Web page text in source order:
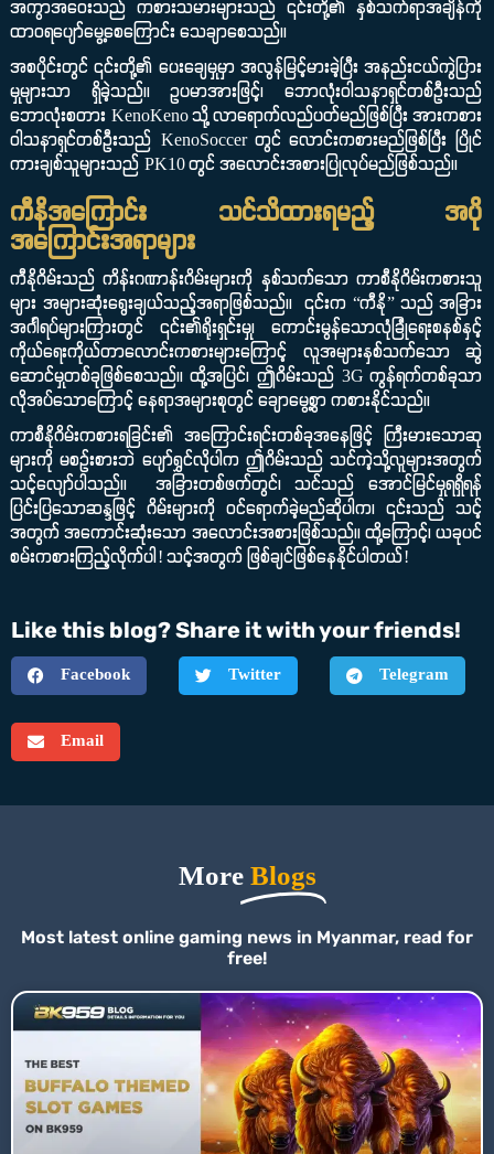
အကွာအဝေးသည် ကစားသမားများသည် ၎င်းတို့၏ နှစ်သက်ရာအချိန်ကို
ထာဝရပျော်မွေ့စေကြောင်း သေချာစေသည်။
အစပိုင်းတွင် ၎င်းတို့၏ ပေးချေမှုမှာ အလွန်မြင့်မားခဲ့ပြီး အနည်းငယ်ကွဲပြား
မှုများသာ ရှိခဲ့သည်။ ဥပမာအားဖြင့်၊ ဘောလုံးဝါသနာရှင်တစ်ဦးသည်
ဘောလုံးစတား KenoKeno သို့ လာရောက်လည်ပတ်မည်ဖြစ်ပြီး အားကစား
ဝါသနာရှင်တစ်ဦးသည် KenoSoccer တွင် လောင်းကစားမည်ဖြစ်ပြီး ပြိုင်
ကားချစ်သူများသည် PK10 တွင် အလောင်းအစားပြုလုပ်မည်ဖြစ်သည်။
ကီနိုအကြောင်း သင်သိထားရမည့် အပို
အကြောင်းအရာများ
ကီနိုဂိမ်းသည် ကိန်းဂဏာန်းဂိမ်းများကို နှစ်သက်သော ကာစီနိုဂိမ်းကစားသူ
များ အများဆုံးရွေးချယ်သည့်အရာဖြစ်သည်။ ၎င်းက “ကီနို” သည် အခြား
အင်္ဂါရပ်များကြားတွင် ၎င်း၏ရိုးရှင်းမှု၊ ကောင်းမွန်သောလုံခြုံရေးစနစ်နှင့်
ကိုယ်ရေးကိုယ်တာလောင်းကစားများကြောင့် လူအများနှစ်သက်သော ဆွဲ
ဆောင်မှုတစ်ခုဖြစ်စေသည်။ ထို့အပြင်၊ ဤဂိမ်းသည် 3G ကွန်ရက်တစ်ခုသာ
လိုအပ်သောကြောင့် နေရာအများစုတွင် ချောမွေ့စွာ ကစားနိုင်သည်။
ကာစီနိုဂိမ်းကစားရခြင်း၏ အကြောင်းရင်းတစ်ခုအနေဖြင့် ကြီးမားသောဆု
များကို မစဉ်းစားဘဲ ပျော်ရွှင်လိုပါက ဤဂိမ်းသည် သင်ကဲ့သို့လူများအတွက်
သင့်လျော်ပါသည်။ အခြားတစ်ဖက်တွင်၊ သင်သည် အောင်မြင်မှုရရှိရန်
ပြင်းပြသောဆန္ဒဖြင့် ဂိမ်းများကို ဝင်ရောက်ခဲ့မည်ဆိုပါက၊ ၎င်းသည် သင့်
အတွက် အကောင်းဆုံးသော အလောင်းအစားဖြစ်သည်။ ထို့ကြောင့်၊ ယခုပင်
စမ်းကစားကြည့်လိုက်ပါ! သင့်အတွက် ဖြစ်ချင်ဖြစ်နေနိုင်ပါတယ်!
Like this blog? Share it with your friends!
Facebook Twitter Telegram
Email
More Blogs
Most latest online gaming news in Myanmar, read for
free!